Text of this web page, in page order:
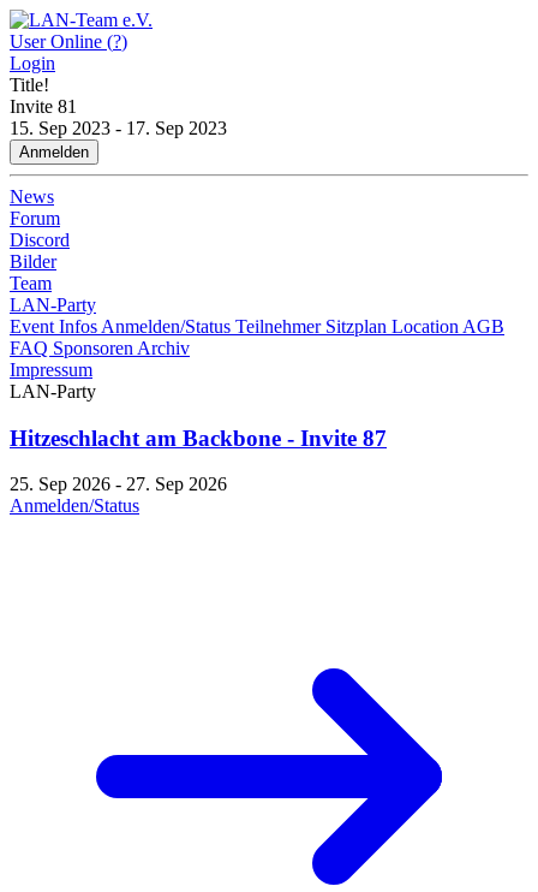
User Online (?)
Login
Title!
Invite 81
15. Sep 2023 - 17. Sep 2023
Anmelden
News
Forum
Discord
Bilder
Team
LAN-Party
Event Infos Anmelden/Status Teilnehmer Sitzplan Location AGB
FAQ Sponsoren Archiv
Impressum
LAN-Party
Hitzeschlacht am Backbone - Invite 87
25. Sep 2026 - 27. Sep 2026
Anmelden/Status